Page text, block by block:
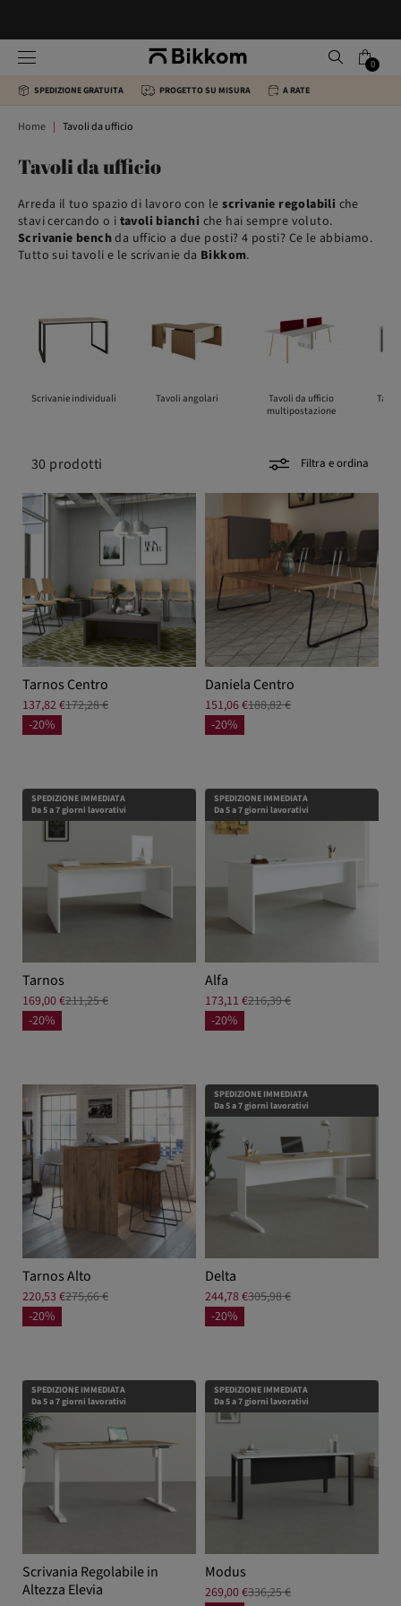
0
SPEDIZIONE GRATUITA PROGETTO SU MISURA A RATE
Home Tavoli da ufficio
Tavoli da ufficio
Arreda il tuo spazio di lavoro con lescrivanie regolabili che
stavi cercando o i tavoli bianchi che hai sempre voluto.
Scrivanie benchda ufficio a due posti? 4 posti? Ce le abbiamo.
Tutto sui tavoli e le scrivanie da Bikkom.
Scrivanie individuali Tavoli angolari
Tavoli da ufficio
multipostazione
Filtra e ordina
30 prodotti
Tarnos Centro
137,82 €172,28 €
-20%
Daniela Centro
151,06 €188,82 €
-20%
SPEDIZIONE IMMEDIATA
Da 5 a 7 giorni lavorativi
Tarnos
169,00 €211,25 €
-20%
SPEDIZIONE IMMEDIATA
Da 5 a 7 giorni lavorativi
Alfa
173,11 €216,39 €
-20%
Tarnos Alto
220,53 €275,66 €
-20%
SPEDIZIONE IMMEDIATA
Da 5 a 7 giorni lavorativi
Delta
244,78 €305,98 €
-20%
SPEDIZIONE IMMEDIATA
Da 5 a 7 giorni lavorativi
Scrivania Regolabile in
Altezza Elevia
SPEDIZIONE IMMEDIATA
Da 5 a 7 giorni lavorativi
Modus
269,00 €336,25 €